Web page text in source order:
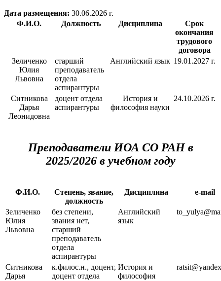
Дата размещения: 30.06.2026 г.
Ф.И.О.
Должность Дисциплина
Срок
окончания
трудового
договора
Зеличенко
Юлия
Львовна
старший
преподаватель
отдела
аспирантуры
Английский язык 19.01.2027 г.
Ситникова
Дарья
Леонидовна
доцент отдела
аспирантуры
История и
философия науки
24.10.2026 г.
Преподаватели ИОА СО РАН в
2025/2026 в учебном году
Ф.И.О.
Степень, звание,
должность
Дисциплина e-mail
Зеличенко
Юлия
Львовна
без степени,
звания нет,
старший
преподаватель
отдела
аспирантуры
Английский
язык
Ситникова
Дарья
к.филос.н., доцент,
доцент отдела
История и
философия